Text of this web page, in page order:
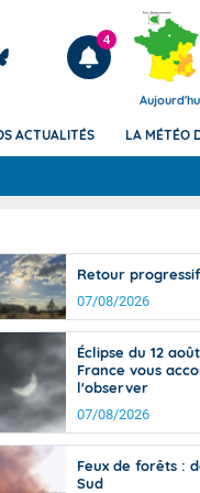
Articles
4
de
Phénomènes
Avertissement
des communes
Bulletins Marine
Bulletins
d'avalanche
Météo des
Vigicrues
ACTUALITÉS LA MÉTÉO
Retour
07/08/2026
Éclipse du 12
France vous
l'observer
07/08/2026
Feux de forêts :
Sud